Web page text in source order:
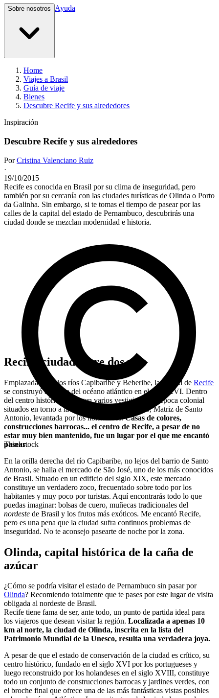
Sobre nosotros Ayuda
Home
Viajes a Brasil
Guía de viaje
Bienes
Descubre Recife y sus alrededores
Inspiración
Descubre Recife y sus alrededores
PorCristina Valenciano Ruiz
·
19/10/2015
Recife es conocida en Brasil por su clima de inseguridad, pero
también por su cercanía con las ciudades turísticas de Olinda o Porto
da Galinha. Sin embargo, si te tomas el tiempo de pasear por las
calles de la capital del estado de Pernambuco, descubrirás una
ciudad donde se mezclan modernidad e historia.
Thinkstock
Recife, ciudad entre dos ríos
Emplazada entre los ríos Capibaribe y Beberibe, la ciudad de Recife
se construyó al borde del océano atlántico en el siglo XVI. Dentro
del centro histórico se erigen varios vestigios de la época colonial
situados en torno a la iglesia del mismo periodo, Matriz de Santo
Antonio, levantada por los holandeses.Casas de colores,
construcciones barrocas... el centro de Recife, a pesar de no
estar muy bien mantenido, fue un lugar por el que me encantó
pasear.
En la orilla derecha del río Capibaribe, no lejos del barrio de Santo
Antonio, se halla el mercado de São José, uno de los más conocidos
de Brasil. Situado en un edificio del siglo XIX, este mercado
constituye un verdadero zoco, frecuentado sobre todo por los
habitantes y muy poco por turistas. Aquí encontrarás todo lo que
puedas imaginar: bolsas de cuero, muñecas tradicionales del
nordeste de Brasil y los frutos más exóticos. Me encantó Recife,
pero es una pena que la ciudad sufra continuos problemas de
inseguridad. No te aconsejo pasearte de noche por la zona.
Olinda, capital histórica de la caña de
azúcar
¿Cómo se podría visitar el estado de Pernambuco sin pasar por
Olinda? Recomiendo totalmente que te pases por este lugar de visita
obligada al nordeste de Brasil.
Recife tiene fama de ser, ante todo, un punto de partida ideal para
los viajeros que desean visitar la región. Localizada a apenas 10
km al norte, la ciudad de Olinda, inscrita en la lista del
Patrimonio Mundial de la Unesco, resulta una verdadera joya.
A pesar de que el estado de conservación de la ciudad es crítico, su
centro histórico, fundado en el siglo XVI por los portugueses y
luego reconstruido por los holandeses en el siglo XVIII, constituye
todo un conjunto de construcciones barrocas y jardines verdes, con
el broche final que ofrece una de las más fantásticas vistas posibles